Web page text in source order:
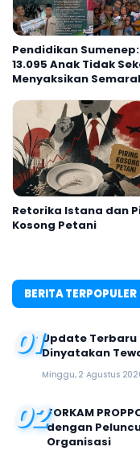
Pendidikan
13.095 Anak Tidak
Menyaksikan
2026
Retorika Istana dan
Kosong Petani
BERITA TERPOPULER
01Update Terbaru
Dinyatakan
Minggu, 2 Agustus
02FORKAM
dengan
Organisasi